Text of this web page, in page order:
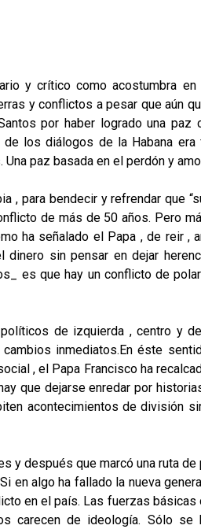
y crítico como acostumbra
y conflictos a pesar que aún
por haber logrado una paz
los diálogos de la Habana era
paz basada en el perdón y
, para bendecir y refrendar que
de más de 50 años. Pero
ha señalado el Papa , de reir ,
dinero sin pensar en dejar
es que hay un conflicto de
de izquierda , centro y
inmediatos.En éste
, el Papa Francisco ha
que dejarse enredar por
acontecimientos de división
y después que marcó una ruta
en algo ha fallado la nueva
en el país. Las fuerzas
carecen de ideología. Sólo se